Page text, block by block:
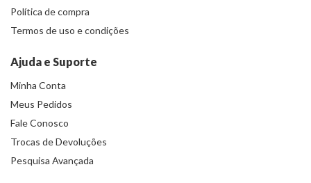
Política de compra
Termos de uso e condições
Ajuda e Suporte
Minha Conta
Meus Pedidos
Fale Conosco
Trocas de Devoluções
Pesquisa Avançada